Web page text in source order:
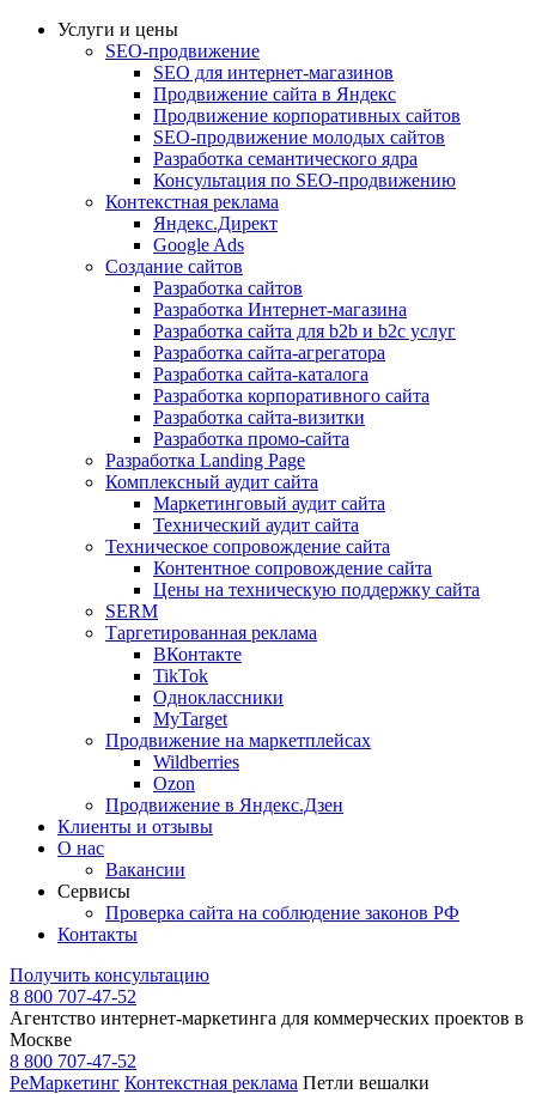
Услуги и цены
SEO-продвижение
SEO для интернет-магазинов
Продвижение сайта в Яндекс
Продвижение корпоративных сайтов
SEO-продвижение молодых сайтов
Разработка семантического ядра
Консультация по SEO-продвижению
Контекстная реклама
Яндекс.Директ
Google Ads
Создание сайтов
Разработка сайтов
Разработка Интернет-магазина
Разработка сайта для b2b и b2c услуг
Разработка сайта-агрегатора
Разработка сайта-каталога
Разработка корпоративного сайта
Разработка сайта-визитки
Разработка промо-сайта
Разработка Landing Page
Комплексный аудит сайта
Маркетинговый аудит сайта
Технический аудит сайта
Техническое сопровождение сайта
Контентное сопровождение сайта
Цены на техническую поддержку сайта
SERM
Таргетированная реклама
ВКонтакте
TikTok
Одноклассники
MyTarget
Продвижение на маркетплейсах
Wildberries
Ozon
Продвижение в Яндекс.Дзен
Клиенты и отзывы
О нас
Вакансии
Сервисы
Проверка сайта на соблюдение законов РФ
Контакты
Получить консультацию
8 800 707-47-52
Агентство интернет-маркетинга для коммерческих проектов в
Москве
8 800 707-47-52
РеМаркетинг Контекстная реклама Петли вешалки